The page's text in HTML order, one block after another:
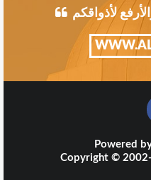
لأذواقكم
Powered
Copyright ©